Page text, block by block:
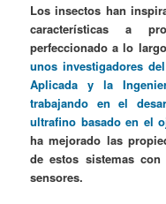
Los insectos han
características a
perfeccionado a lo
unos investigadores
Aplicada y la
trabajando en el
ultrafino basado en el
ha mejorado las
de estos sistemas
sensores.